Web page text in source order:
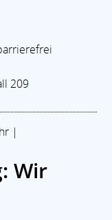
209
|
Wir